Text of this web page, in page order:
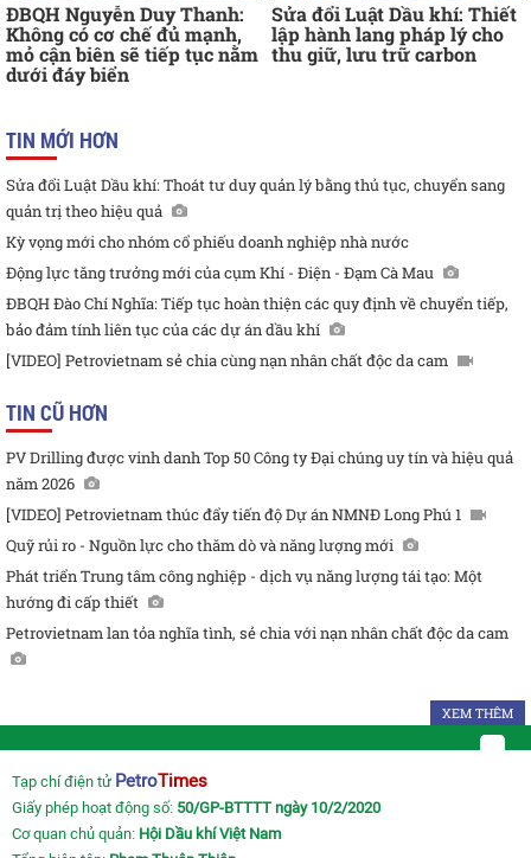
ĐBQH Nguyễn Duy Thanh:
Không có cơ chế đủ mạnh,
mỏ cận biên sẽ tiếp tục nằm
dưới đáy biển
Sửa đổi Luật Dầu khí: Thiết
lập hành lang pháp lý cho
thu giữ, lưu trữ carbon
TIN MỚI HƠN
Sửa đổi Luật Dầu khí: Thoát tư duy quản lý bằng thủ tục, chuyển sang
quản trị theo hiệu quả
Kỳ vọng mới cho nhóm cổ phiếu doanh nghiệp nhà nước
Động lực tăng trưởng mới của cụm Khí - Điện - Đạm Cà Mau
ĐBQH Đào Chí Nghĩa: Tiếp tục hoàn thiện các quy định về chuyển tiếp,
bảo đảm tính liên tục của các dự án dầu khí
[VIDEO] Petrovietnam sẻ chia cùng nạn nhân chất độc da cam
TIN CŨ HƠN
PV Drilling được vinh danh Top 50 Công ty Đại chúng uy tín và hiệu quả
năm 2026
[VIDEO] Petrovietnam thúc đẩy tiến độ Dự án NMNĐ Long Phú 1
Quỹ rủi ro - Nguồn lực cho thăm dò và năng lượng mới
Phát triển Trung tâm công nghiệp - dịch vụ năng lượng tái tạo: Một
hướng đi cấp thiết
Petrovietnam lan tỏa nghĩa tình, sẻ chia với nạn nhân chất độc da cam
XEM THÊM
Tạp chí điện tử PetroTimes
Giấy phép hoạt động số: 50/GP-BTTTT ngày 10/2/2020
Cơ quan chủ quản: Hội Dầu khí Việt Nam